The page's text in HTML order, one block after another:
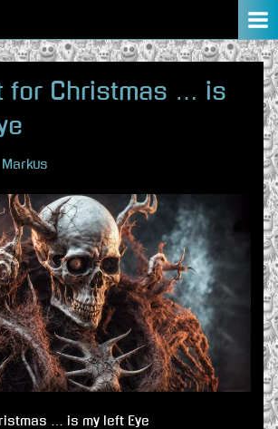
for Christmas … is
By
Markus
… is my left Eye